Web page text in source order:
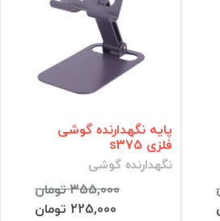
پایه نگهدارنده گوشی
فلزی s375
نگهدارنده گوشی
355,000 تومان
225,000 تومان